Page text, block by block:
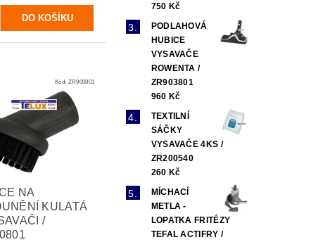
Kód: ZR900801
NA
KULATÁ
/
750 Kč
PODLAHOVÁ
HUBICE
VYSAVAČE
ROWENTA /
ZR903801
960 Kč
TEXTILNÍ
SÁČKY
VYSAVAČE 4KS /
ZR200540
260 Kč
MÍCHACÍ
METLA -
LOPATKA FRITÉZY
TEFAL ACTIFRY /